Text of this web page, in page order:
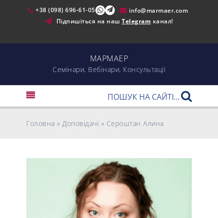
+38 (098) 696-61-05
info@marmaer.com
Підпишіться на наш Telegram канал!
МАРМАЕР
Cемінари, Вебінари, Консультації
Головна » Доповідачі » Сероштан Алина